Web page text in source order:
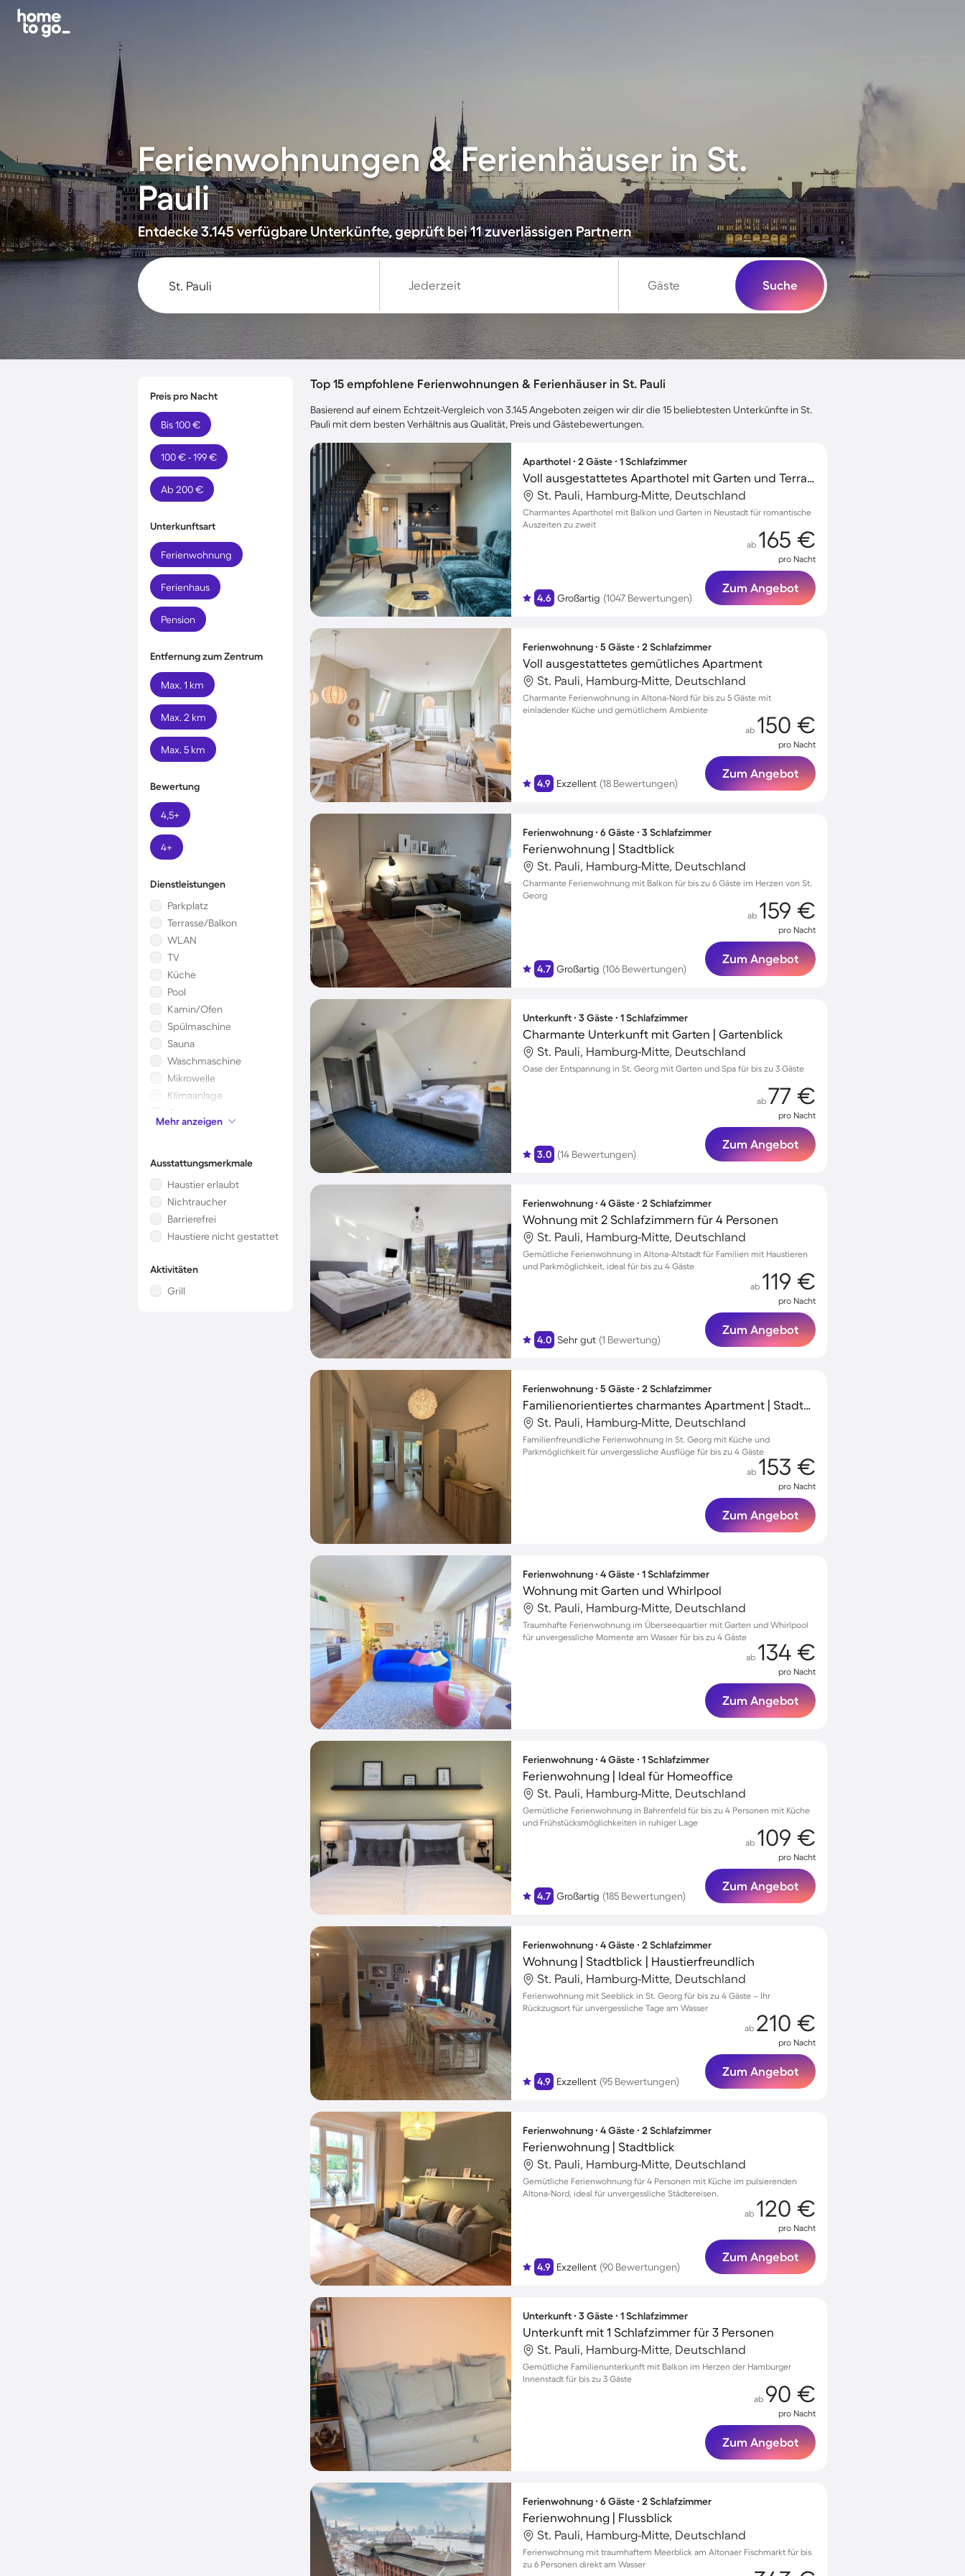
Ferienwohnungen & Ferienhäuser in St.
Pauli
Entdecke 3.145 verfügbare Unterkünfte, geprüft bei 11 zuverlässigen Partnern
Jederzeit Gäste Suche
Preis pro Nacht
Bis 100 €
100 € - 199 €
Ab 200 €
Unterkunftsart
Ferienwohnung
Ferienhaus
Pension
Entfernung zum Zentrum
Max. 1 km
Max. 2 km
Max. 5 km
Bewertung
4,5+
4+
Dienstleistungen
Parkplatz
Terrasse/Balkon
WLAN
TV
Küche
Pool
Kamin/Ofen
Spülmaschine
Sauna
Waschmaschine
Mikrowelle
Klimaanlage
Garten
Kinderbett
Mehr anzeigen
Ausstattungsmerkmale
Haustier erlaubt
Nichtraucher
Barrierefrei
Haustiere nicht gestattet
Aktivitäten
Grill
Top 15 empfohlene Ferienwohnungen & Ferienhäuser in St. Pauli
Basierend auf einem Echtzeit-Vergleich von 3.145 Angeboten zeigen wir dir die 15 beliebtesten Unterkünfte in St.
Pauli mit dem besten Verhältnis aus Qualität, Preis und Gästebewertungen.
Aparthotel ∙ 2 Gäste ∙ 1 Schlafzimmer
Voll ausgestattetes Aparthotel mit Garten und Terrasse | Stadtblick | Perfekt für die Arbeit von Zuhause
St. Pauli, Hamburg-Mitte, Deutschland
Charmantes Aparthotel mit Balkon und Garten in Neustadt für romantische
Auszeiten zu zweit
4.6 Großartig (1047 Bewertungen)
ab 165 €
pro Nacht
Zum Angebot
Ferienwohnung ∙ 5 Gäste ∙ 2 Schlafzimmer
Voll ausgestattetes gemütliches Apartment
St. Pauli, Hamburg-Mitte, Deutschland
Charmante Ferienwohnung in Altona-Nord für bis zu 5 Gäste mit
einladender Küche und gemütlichem Ambiente
4.9 Exzellent (18 Bewertungen)
ab 150 €
pro Nacht
Zum Angebot
Ferienwohnung ∙ 6 Gäste ∙ 3 Schlafzimmer
Ferienwohnung | Stadtblick
St. Pauli, Hamburg-Mitte, Deutschland
Charmante Ferienwohnung mit Balkon für bis zu 6 Gäste im Herzen von St.
Georg
4.7 Großartig (106 Bewertungen)
ab 159 €
pro Nacht
Zum Angebot
Unterkunft ∙ 3 Gäste ∙ 1 Schlafzimmer
Charmante Unterkunft mit Garten | Gartenblick
St. Pauli, Hamburg-Mitte, Deutschland
Oase der Entspannung in St. Georg mit Garten und Spa für bis zu 3 Gäste
3.0 (14 Bewertungen)
ab 77 €
pro Nacht
Zum Angebot
Ferienwohnung ∙ 4 Gäste ∙ 2 Schlafzimmer
Wohnung mit 2 Schlafzimmern für 4 Personen
St. Pauli, Hamburg-Mitte, Deutschland
Gemütliche Ferienwohnung in Altona-Altstadt für Familien mit Haustieren
und Parkmöglichkeit, ideal für bis zu 4 Gäste
4.0 Sehr gut (1 Bewertung)
ab 119 €
pro Nacht
Zum Angebot
Ferienwohnung ∙ 5 Gäste ∙ 2 Schlafzimmer
Familienorientiertes charmantes Apartment | Stadtblick
St. Pauli, Hamburg-Mitte, Deutschland
Familienfreundliche Ferienwohnung in St. Georg mit Küche und
Parkmöglichkeit für unvergessliche Ausflüge für bis zu 4 Gäste
ab 153 €
pro Nacht
Zum Angebot
Ferienwohnung ∙ 4 Gäste ∙ 1 Schlafzimmer
Wohnung mit Garten und Whirlpool
St. Pauli, Hamburg-Mitte, Deutschland
Traumhafte Ferienwohnung im Überseequartier mit Garten und Whirlpool
für unvergessliche Momente am Wasser für bis zu 4 Gäste
ab 134 €
pro Nacht
Zum Angebot
Ferienwohnung ∙ 4 Gäste ∙ 1 Schlafzimmer
Ferienwohnung | Ideal für Homeoffice
St. Pauli, Hamburg-Mitte, Deutschland
Gemütliche Ferienwohnung in Bahrenfeld für bis zu 4 Personen mit Küche
und Frühstücksmöglichkeiten in ruhiger Lage
4.7 Großartig (185 Bewertungen)
ab 109 €
pro Nacht
Zum Angebot
Ferienwohnung ∙ 4 Gäste ∙ 2 Schlafzimmer
Wohnung | Stadtblick | Haustierfreundlich
St. Pauli, Hamburg-Mitte, Deutschland
Ferienwohnung mit Seeblick in St. Georg für bis zu 4 Gäste – Ihr
Rückzugsort für unvergessliche Tage am Wasser
4.9 Exzellent (95 Bewertungen)
ab 210 €
pro Nacht
Zum Angebot
Ferienwohnung ∙ 4 Gäste ∙ 2 Schlafzimmer
Ferienwohnung | Stadtblick
St. Pauli, Hamburg-Mitte, Deutschland
Gemütliche Ferienwohnung für 4 Personen mit Küche im pulsierenden
Altona-Nord, ideal für unvergessliche Städtereisen.
4.9 Exzellent (90 Bewertungen)
ab 120 €
pro Nacht
Zum Angebot
Unterkunft ∙ 3 Gäste ∙ 1 Schlafzimmer
Unterkunft mit 1 Schlafzimmer für 3 Personen
St. Pauli, Hamburg-Mitte, Deutschland
Gemütliche Familienunterkunft mit Balkon im Herzen der Hamburger
Innenstadt für bis zu 3 Gäste
ab 90 €
pro Nacht
Zum Angebot
Ferienwohnung ∙ 6 Gäste ∙ 2 Schlafzimmer
Ferienwohnung | Flussblick
St. Pauli, Hamburg-Mitte, Deutschland
Ferienwohnung mit traumhaftem Meerblick am Altonaer Fischmarkt für bis
zu 6 Personen direkt am Wasser